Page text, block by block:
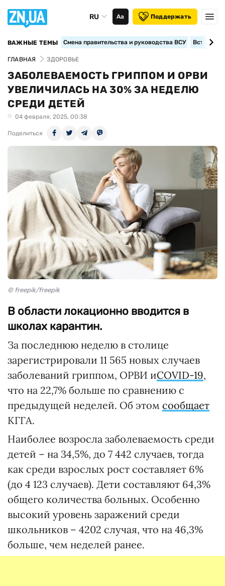
RU Аа Поддержать
ВАЖНЫЕ ТЕМЫ Смена правительства и руководства ВСУ
ГЛАВНАЯ ЗДОРОВЬЕ
ЗАБОЛЕВАЕМОСТЬ ГРИППОМ И ОРВИ
УВЕЛИЧИЛАСЬ НА 30% ЗА НЕДЕЛЮ
СРЕДИ ДЕТЕЙ
04 февраля, 2025, 00:38
Поделиться
© freepik/freepik
В области локационно вводится в
школах карантин.
За последнюю неделю в столице
зарегистрировали 11 565 новых случаев
заболеваний гриппом, ОРВИ иCOVID-19,
что на 22,7% больше по сравнению с
предыдущей неделей. Об этом сообщает
КГГА.
Наиболее возросла заболеваемость среди
детей – на 34,5%, до 7 442 случаев, тогда
как среди взрослых рост составляет 6%
(до 4 123 случаев). Дети составляют 64,3%
общего количества больных. Особенно
высокий уровень заражений среди
школьников – 4202 случая, что на 46,3%
больше, чем неделей ранее.